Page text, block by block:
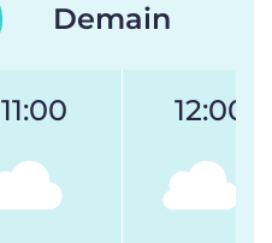
Demain
11:00 12:00